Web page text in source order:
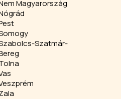
Magyarország
Szatmár-